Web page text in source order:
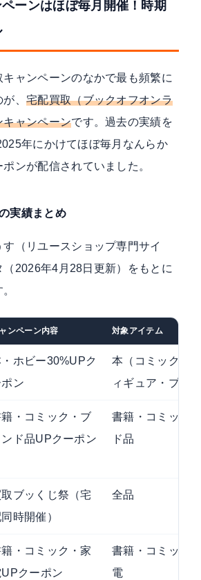
ーンはほぼ毎月開催！時期
キャンペーンのなかで最も頻繁に
が、宅配買取（ブックオフオンラ
キャンペーンです。過去の実績を
年にかけてほぼ毎月なんらか
ンが配信されていました。
実績まとめ
す（リユースショップ専門サイ
2026年4月28日更新）
をもとに
ンペーン内容 対象アイテム
ホビー30%UPク
ン
本（コミック含
ィギュア・プラ
・コミック・ブ
ンド品UPクーポン
書籍・コミック
ド品
取ブッくじ祭（宅
時開催）
全品
・コミック・家
UPクーポン
書籍・コミック
電